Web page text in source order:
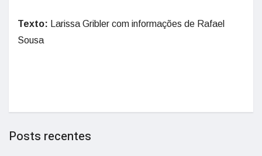
Texto: Larissa Gribler com informações de Rafael
Sousa
Posts recentes